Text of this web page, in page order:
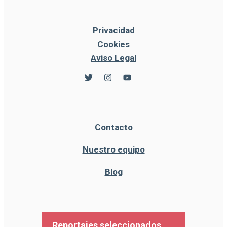
Privacidad
Cookies
Aviso Legal
Contacto
Nuestro equipo
Blog